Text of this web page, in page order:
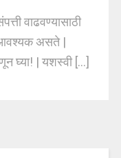
वाढवण्यासाठी
असते |
घ्या! | यशस्वी [...]